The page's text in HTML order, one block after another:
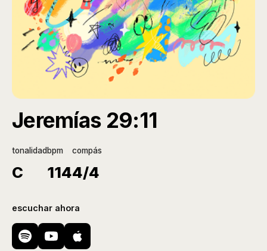
Jeremías 29:11
tonalidad
C
bpm
114
compás
4/4
escuchar ahora